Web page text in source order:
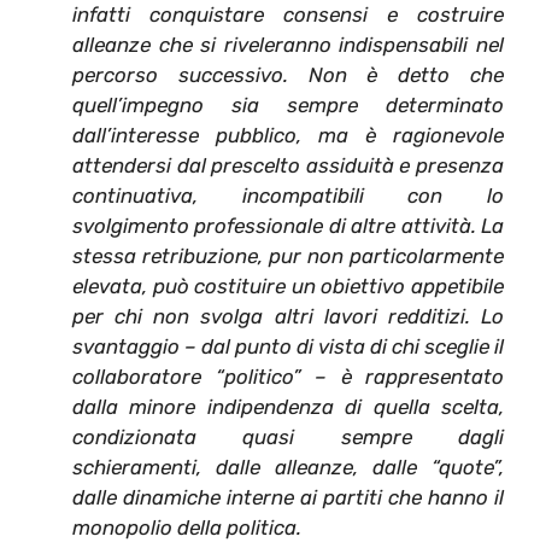
infatti conquistare consensi e costruire
alleanze che si riveleranno indispensabili nel
percorso successivo. Non è detto che
quell’impegno sia sempre determinato
dall’interesse pubblico, ma è ragionevole
attendersi dal prescelto assiduità e presenza
continuativa, incompatibili con lo
svolgimento professionale di altre attività. La
stessa retribuzione, pur non particolarmente
elevata, può costituire un obiettivo appetibile
per chi non svolga altri lavori redditizi. Lo
svantaggio – dal punto di vista di chi sceglie il
collaboratore “politico” – è rappresentato
dalla minore indipendenza di quella scelta,
condizionata quasi sempre dagli
schieramenti, dalle alleanze, dalle “quote”,
dalle dinamiche interne ai partiti che hanno il
monopolio della politica.